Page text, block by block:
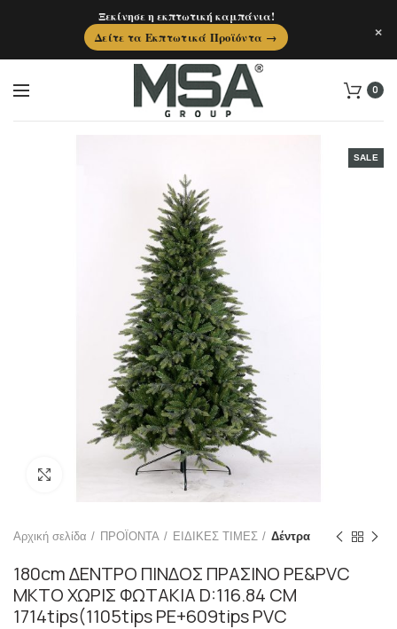
0
SALE
Click to enlarge
Αρχική σελίδα ΠΡΟΪΟΝΤΑ ΕΙΔΙΚΕΣ ΤΙΜΕΣ Δέντρα
180cm ΔΕΝΤΡΟ ΠΙΝΔΟΣ ΠΡΑΣΙΝΟ PE&PVC
ΜΚΤΟ ΧΩΡΙΣ ΦΩΤΑΚΙΑ D:116.84 CM
1714tips(1105tips PE+609tips PVC
Ξεκίνησε η εκπτωτική καμπάνια!
Δείτε τα Εκπτωτικά Προϊόντα →
×